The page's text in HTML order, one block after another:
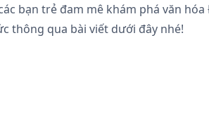
bạn trẻ đam mê khám phá văn hóa
thông qua bài viết dưới đây nhé!